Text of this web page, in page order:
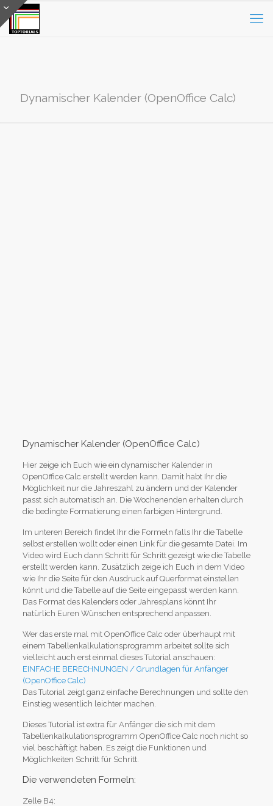
Dynamischer Kalender (OpenOffice Calc)
Dynamischer Kalender (OpenOffice Calc)
Hier zeige ich Euch wie ein dynamischer Kalender in
OpenOffice Calc erstellt werden kann. Damit habt Ihr die
Möglichkeit nur die Jahreszahl zu ändern und der Kalender
passt sich automatisch an. Die Wochenenden erhalten durch
die bedingte Formatierung einen farbigen Hintergrund.
Im unteren Bereich findet Ihr die Formeln falls Ihr die Tabelle
selbst erstellen wollt oder einen Link für die gesamte Datei. Im
Video wird Euch dann Schritt für Schritt gezeigt wie die Tabelle
erstellt werden kann. Zusätzlich zeige ich Euch in dem Video
wie Ihr die Seite für den Ausdruck auf Querformat einstellen
könnt und die Tabelle auf die Seite eingepasst werden kann.
Das Format des Kalenders oder Jahresplans könnt Ihr
natürlich Euren Wünschen entsprechend anpassen.
Wer das erste mal mit OpenOffice Calc oder überhaupt mit
einem Tabellenkalkulationsprogramm arbeitet sollte sich
vielleicht auch erst einmal dieses Tutorial anschauen:
EINFACHE BERECHNUNGEN / Grundlagen für Anfänger
(OpenOffice Calc)
Das Tutorial zeigt ganz einfache Berechnungen und sollte den
Einstieg wesentlich leichter machen.
Dieses Tutorial ist extra für Anfänger die sich mit dem
Tabellenkalkulationsprogramm OpenOffice Calc noch nicht so
viel beschäftigt haben. Es zeigt die Funktionen und
Möglichkeiten Schritt für Schritt.
Die verwendeten Formeln:
Zelle B4: